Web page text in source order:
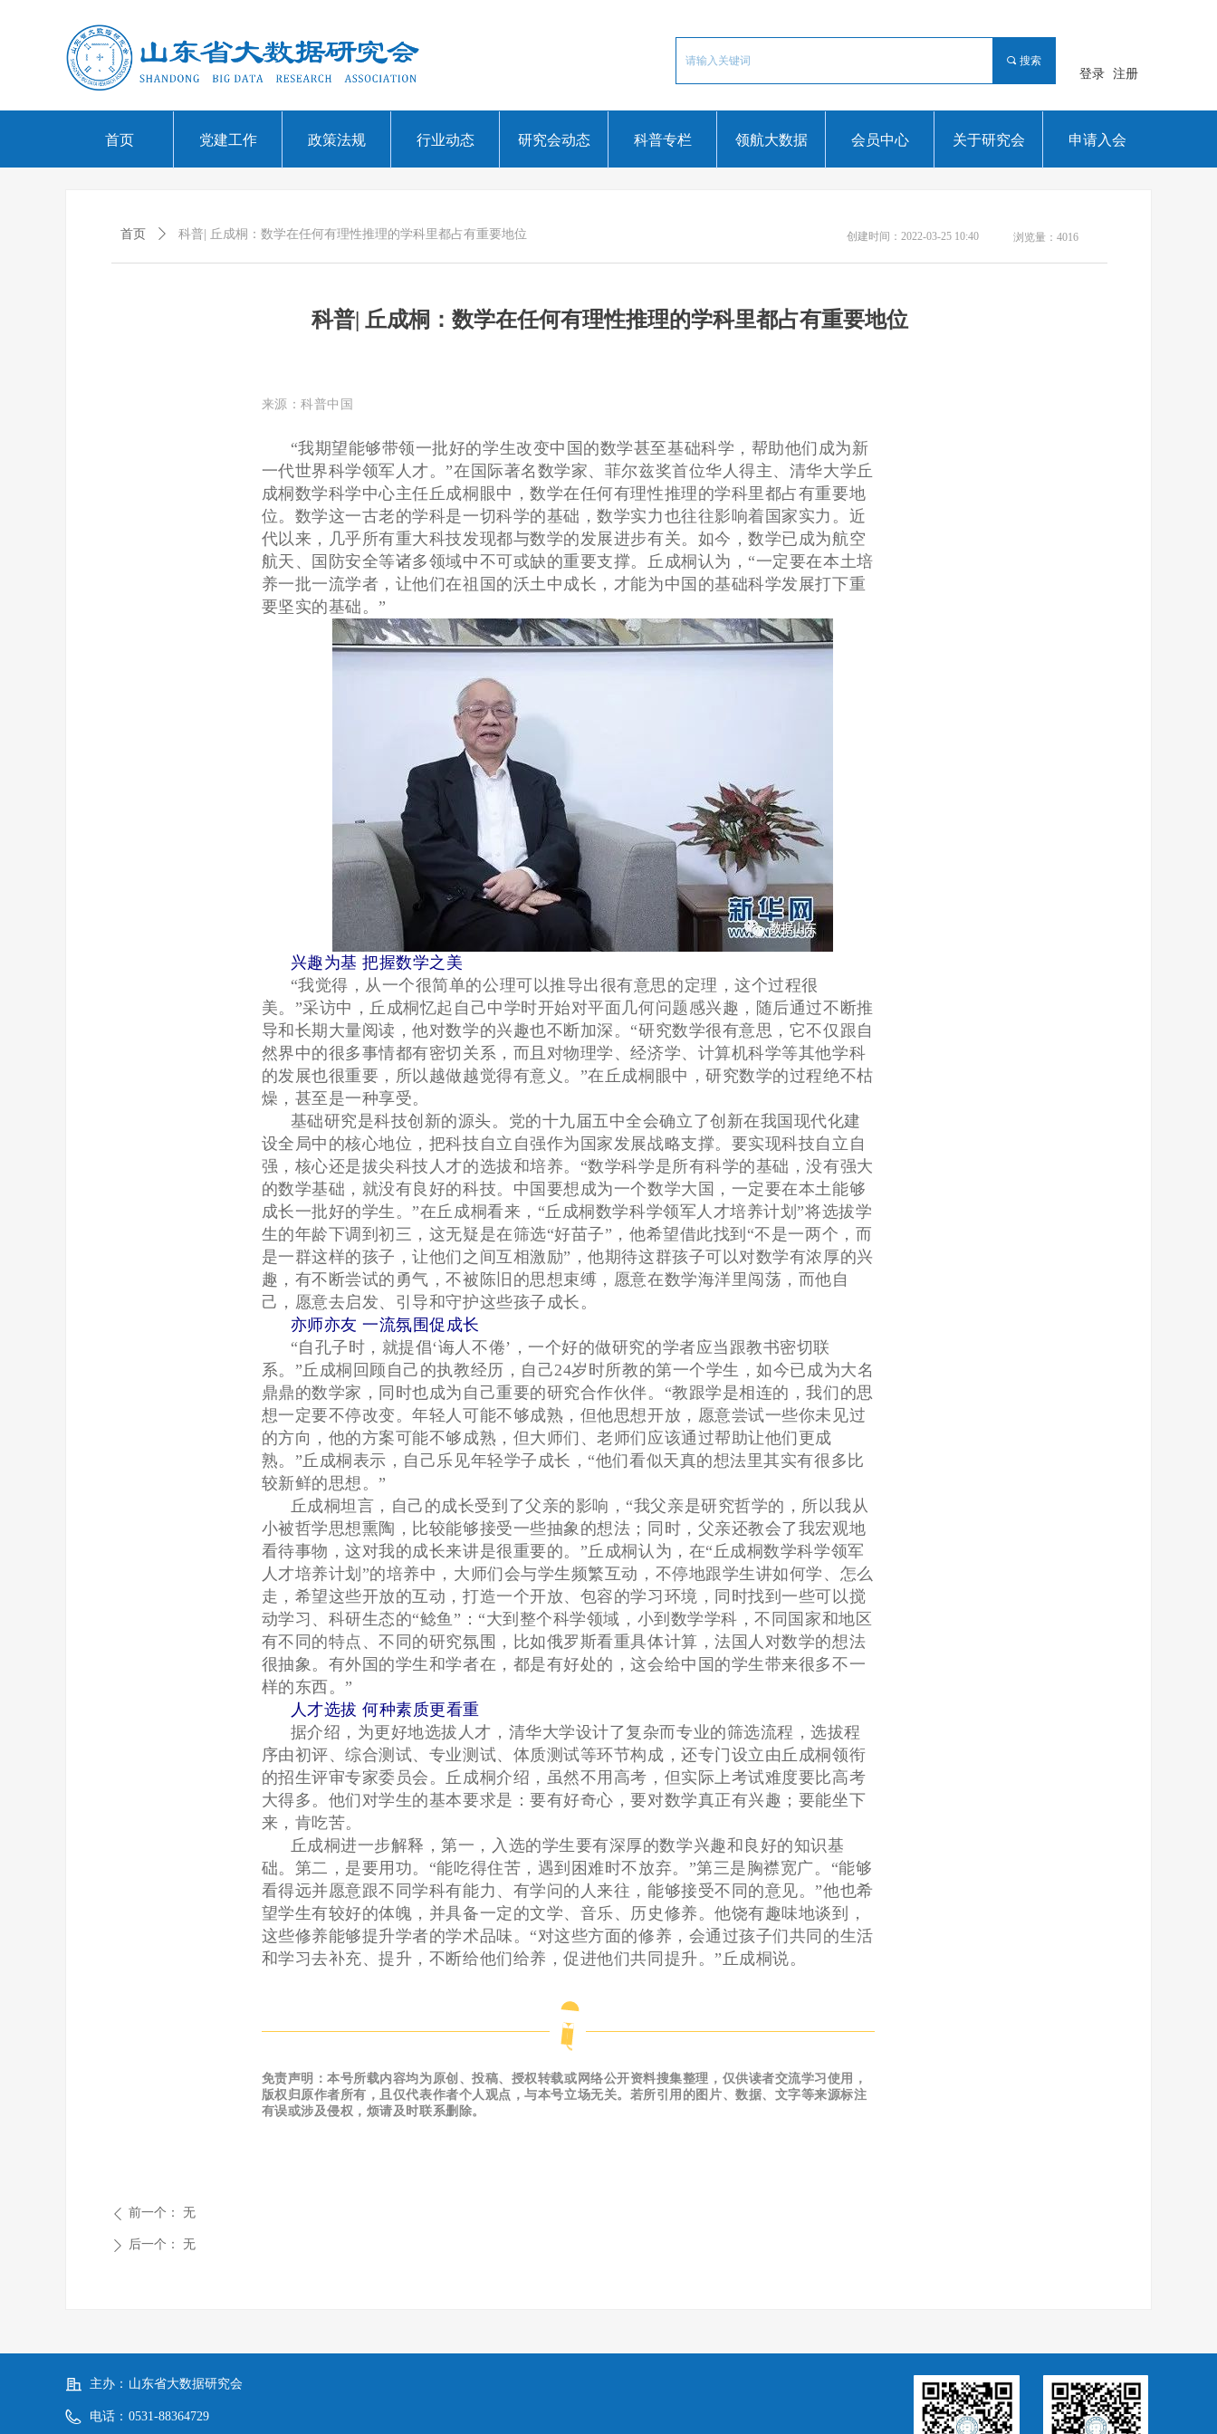
끠 搜索
登录 注册
首页 党建工作 政策法规 行业动态 研究会动态 科普专栏 领航大数据 会员中心 关于研究会 申请入会
科普| 丘成桐：数学在任何有理性推理的学科里都占有重要地位
来源：科普中国
“我期望能够带领一批好的学生改变中国的数学甚至基础科学，帮助他们成为新
一代世界科学领军人才。”在国际著名数学家、菲尔兹奖首位华人得主、清华大学丘
成桐数学科学中心主任丘成桐眼中，数学在任何有理性推理的学科里都占有重要地
位。数学这一古老的学科是一切科学的基础，数学实力也往往影响着国家实力。近
代以来，几乎所有重大科技发现都与数学的发展进步有关。如今，数学已成为航空
航天、国防安全等诸多领域中不可或缺的重要支撑。丘成桐认为，“一定要在本土培
养一批一流学者，让他们在祖国的沃土中成长，才能为中国的基础科学发展打下重
要坚实的基础。”
兴趣为基 把握数学之美
“我觉得，从一个很简单的公理可以推导出很有意思的定理，这个过程很
美。”采访中，丘成桐忆起自己中学时开始对平面几何问题感兴趣，随后通过不断推
导和长期大量阅读，他对数学的兴趣也不断加深。“研究数学很有意思，它不仅跟自
然界中的很多事情都有密切关系，而且对物理学、经济学、计算机科学等其他学科
的发展也很重要，所以越做越觉得有意义。”在丘成桐眼中，研究数学的过程绝不枯
燥，甚至是一种享受。
基础研究是科技创新的源头。党的十九届五中全会确立了创新在我国现代化建
设全局中的核心地位，把科技自立自强作为国家发展战略支撑。要实现科技自立自
强，核心还是拔尖科技人才的选拔和培养。“数学科学是所有科学的基础，没有强大
的数学基础，就没有良好的科技。中国要想成为一个数学大国，一定要在本土能够
成长一批好的学生。”在丘成桐看来，“丘成桐数学科学领军人才培养计划”将选拔学
生的年龄下调到初三，这无疑是在筛选“好苗子”，他希望借此找到“不是一两个，而
是一群这样的孩子，让他们之间互相激励”，他期待这群孩子可以对数学有浓厚的兴
趣，有不断尝试的勇气，不被陈旧的思想束缚，愿意在数学海洋里闯荡，而他自
己，愿意去启发、引导和守护这些孩子成长。
亦师亦友 一流氛围促成长
“自孔子时，就提倡‘诲人不倦’，一个好的做研究的学者应当跟教书密切联
系。”丘成桐回顾自己的执教经历，自己24岁时所教的第一个学生，如今已成为大名
鼎鼎的数学家，同时也成为自己重要的研究合作伙伴。“教跟学是相连的，我们的思
想一定要不停改变。年轻人可能不够成熟，但他思想开放，愿意尝试一些你未见过
的方向，他的方案可能不够成熟，但大师们、老师们应该通过帮助让他们更成
熟。”丘成桐表示，自己乐见年轻学子成长，“他们看似天真的想法里其实有很多比
较新鲜的思想。”
丘成桐坦言，自己的成长受到了父亲的影响，“我父亲是研究哲学的，所以我从
小被哲学思想熏陶，比较能够接受一些抽象的想法；同时，父亲还教会了我宏观地
看待事物，这对我的成长来讲是很重要的。”丘成桐认为，在“丘成桐数学科学领军
人才培养计划”的培养中，大师们会与学生频繁互动，不停地跟学生讲如何学、怎么
走，希望这些开放的互动，打造一个开放、包容的学习环境，同时找到一些可以搅
动学习、科研生态的“鲶鱼”：“大到整个科学领域，小到数学学科，不同国家和地区
有不同的特点、不同的研究氛围，比如俄罗斯看重具体计算，法国人对数学的想法
很抽象。有外国的学生和学者在，都是有好处的，这会给中国的学生带来很多不一
样的东西。”
人才选拔 何种素质更看重
据介绍，为更好地选拔人才，清华大学设计了复杂而专业的筛选流程，选拔程
序由初评、综合测试、专业测试、体质测试等环节构成，还专门设立由丘成桐领衔
的招生评审专家委员会。丘成桐介绍，虽然不用高考，但实际上考试难度要比高考
大得多。他们对学生的基本要求是：要有好奇心，要对数学真正有兴趣；要能坐下
来，肯吃苦。
丘成桐进一步解释，第一，入选的学生要有深厚的数学兴趣和良好的知识基
础。第二，是要用功。“能吃得住苦，遇到困难时不放弃。”第三是胸襟宽广。“能够
看得远并愿意跟不同学科有能力、有学问的人来往，能够接受不同的意见。”他也希
望学生有较好的体魄，并具备一定的文学、音乐、历史修养。他饶有趣味地谈到，
这些修养能够提升学者的学术品味。“对这些方面的修养，会通过孩子们共同的生活
和学习去补充、提升，不断给他们给养，促进他们共同提升。”丘成桐说。
免责声明：本号所载内容均为原创、投稿、授权转载或网络公开资料搜集整理，仅供读者交流学习使用，
版权归原作者所有，且仅代表作者个人观点，与本号立场无关。若所引用的图片、数据、文字等来源标注
有误或涉及侵权，烦请及时联系删除。
首页 ꄲ 科普| 丘成桐：数学在任何有理性推理的学科里都占有重要地位
ꄴ 前一个： 无
ꄲ 后一个： 无
创建时间： 2022-03-25 10:40 浏览量： 4016
主办： 山东省大数据研究会
电话： 0531-88364729